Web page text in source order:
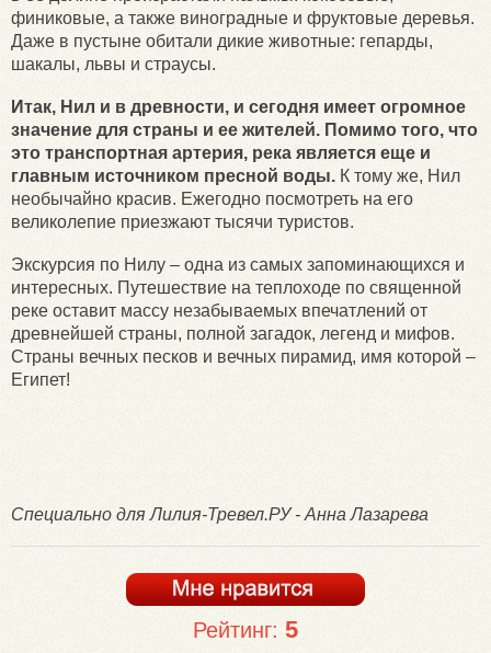
финиковые, а также виноградные и фруктовые деревья.
Даже в пустыне обитали дикие животные: гепарды,
шакалы, львы и страусы.
Итак, Нил и в древности, и сегодня имеет огромное
значение для страны и ее жителей. Помимо того, что
это транспортная артерия, река является еще и
главным источником пресной воды. К тому же, Нил
необычайно красив. Ежегодно посмотреть на его
великолепие приезжают тысячи туристов.
Экскурсия по Нилу – одна из самых запоминающихся и
интересных. Путешествие на теплоходе по священной
реке оставит массу незабываемых впечатлений от
древнейшей страны, полной загадок, легенд и мифов.
Страны вечных песков и вечных пирамид, имя которой –
Египет!
Специально для Лилия-Тревел.РУ - Анна Лазарева
Рейтинг: 5